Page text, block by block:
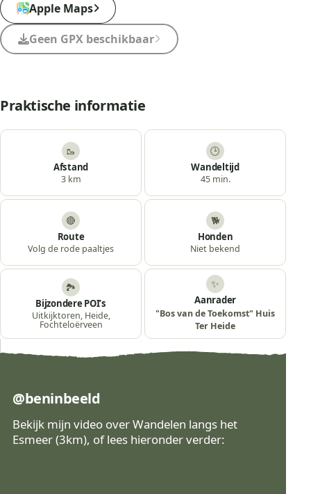
Apple Maps
Geen GPX beschikbaar
Praktische informatie
🥾
Afstand
3 km
🕒
Wandeltijd
45 min.
🔴
Route
Volg de rode paaltjes
🐕
Honden
Niet bekend
🏞️
Bijzondere POI’s
Uitkijktoren, Heide,
Fochteloërveen
✨
Aanrader
"Bos van de Toekomst" Huis
Ter Heide
@beninbeeld
Bekijk mijn video over Wandelen langs het
Esmeer (3km), of lees hieronder verder: